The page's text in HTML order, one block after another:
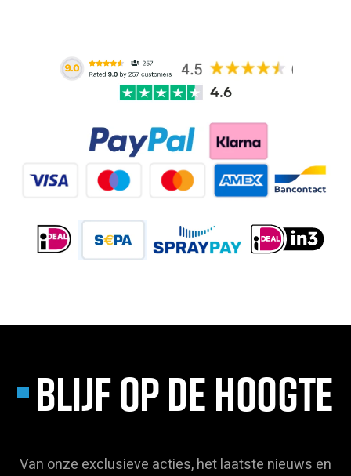
BLIJF OP DE HOOGTE
Van onze exclusieve acties, het laatste nieuws en